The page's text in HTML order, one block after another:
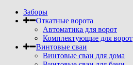
Заборы
Откатные ворота
Автоматика для ворот
Комплектующие для ворот
Винтовые сваи
Винтовые сваи для дома